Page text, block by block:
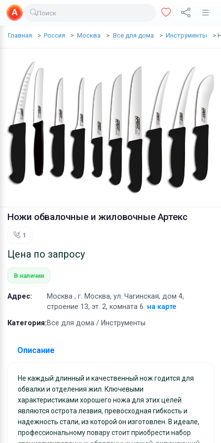
Поиск
Главная Россия Москва Все для дома Инструменты
Ножи обвалочные и жиловочные Артекс
1
Цена по запросу
В наличии
Адрес:
Москва , г. Москва, ул. Чагинская, дом 4,
строение 13, эт. 2, комната 6. на карте
Категория:Все для дома / Инструменты
Описание
Не каждый длинный и качественный нож годится для
обвалки и отделения жил. Ключевыми
характеристиками хорошего ножа для этих целей
являются острота лезвия, превосходная гибкость и
надежность стали, из которой он изготовлен. В идеале,
профессиональному повару стоит приобрести набор
Доставка еды
Недвижимость
Услуги
Личные вещи
Одежда и обувь
Электроника
Все для дома